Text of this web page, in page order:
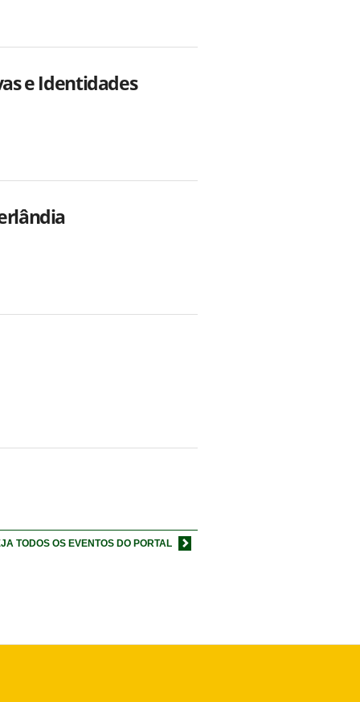
e Identidades
TODOS OS EVENTOS DO PORTAL